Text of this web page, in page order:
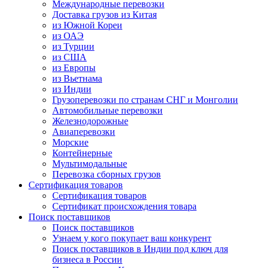
Международные перевозки
Доставка грузов из Китая
из Южной Кореи
из ОАЭ
из Турции
из США
из Европы
из Вьетнама
из Индии
Грузоперевозки по странам СНГ и Монголии
Автомобильные перевозки
Железнодорожные
Авиаперевозки
Морские
Контейнерные
Мультимодальные
Перевозка сборных грузов
Сертификация товаров
Сертификация товаров
Сертификат происхождения товара
Поиск поставщиков
Поиск поставщиков
Узнаем у кого покупает ваш конкурент
Поиск поставщиков в Индии под ключ для
бизнеса в России